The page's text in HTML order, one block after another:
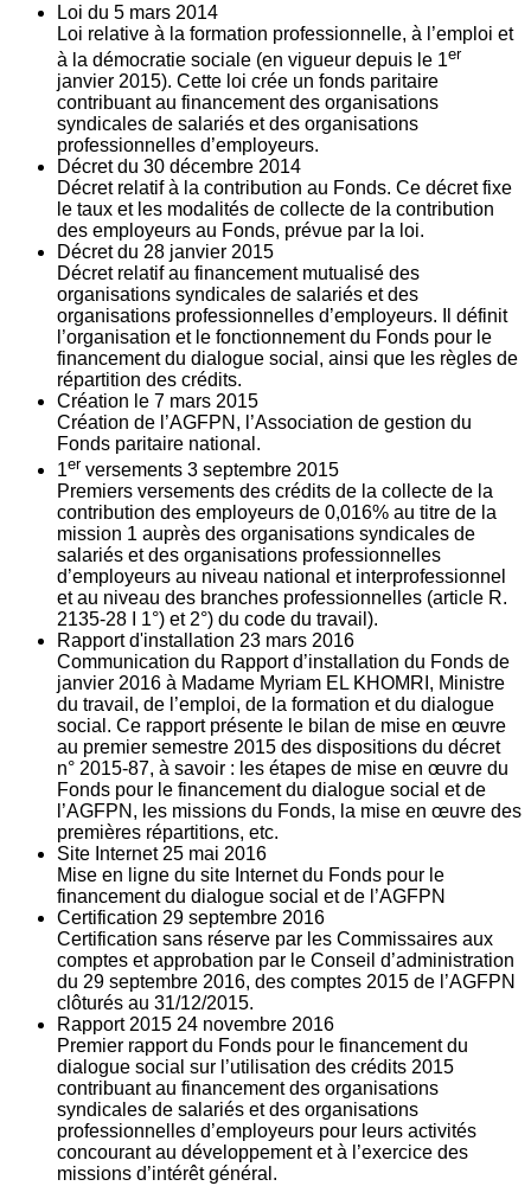
Loi du 5 mars 2014
Loi relative à la formation professionnelle, à l’emploi et
à la démocratie sociale (en vigueur depuis le 1er
janvier 2015). Cette loi crée un fonds paritaire
contribuant au financement des organisations
syndicales de salariés et des organisations
professionnelles d’employeurs.
Décret du 30 décembre 2014
Décret relatif à la contribution au Fonds. Ce décret fixe
le taux et les modalités de collecte de la contribution
des employeurs au Fonds, prévue par la loi.
Décret du 28 janvier 2015
Décret relatif au financement mutualisé des
organisations syndicales de salariés et des
organisations professionnelles d’employeurs. Il définit
l’organisation et le fonctionnement du Fonds pour le
financement du dialogue social, ainsi que les règles de
répartition des crédits.
Création le 7 mars 2015
Création de l’AGFPN, l’Association de gestion du
Fonds paritaire national.
1er versements 3 septembre 2015
Premiers versements des crédits de la collecte de la
contribution des employeurs de 0,016% au titre de la
mission 1 auprès des organisations syndicales de
salariés et des organisations professionnelles
d’employeurs au niveau national et interprofessionnel
et au niveau des branches professionnelles (article R.
2135‐28 I 1°) et 2°) du code du travail).
Rapport d'installation 23 mars 2016
Communication du Rapport d’installation du Fonds de
janvier 2016 à Madame Myriam EL KHOMRI, Ministre
du travail, de l’emploi, de la formation et du dialogue
social. Ce rapport présente le bilan de mise en œuvre
au premier semestre 2015 des dispositions du décret
n° 2015-87, à savoir : les étapes de mise en œuvre du
Fonds pour le financement du dialogue social et de
l’AGFPN, les missions du Fonds, la mise en œuvre des
premières répartitions, etc.
Site Internet 25 mai 2016
Mise en ligne du site Internet du Fonds pour le
financement du dialogue social et de l’AGFPN
Certification 29 septembre 2016
Certification sans réserve par les Commissaires aux
comptes et approbation par le Conseil d’administration
du 29 septembre 2016, des comptes 2015 de l’AGFPN
clôturés au 31/12/2015.
Rapport 2015 24 novembre 2016
Premier rapport du Fonds pour le financement du
dialogue social sur l’utilisation des crédits 2015
contribuant au financement des organisations
syndicales de salariés et des organisations
professionnelles d’employeurs pour leurs activités
concourant au développement et à l’exercice des
missions d’intérêt général.